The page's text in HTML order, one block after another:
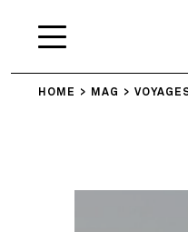
HOME MAG